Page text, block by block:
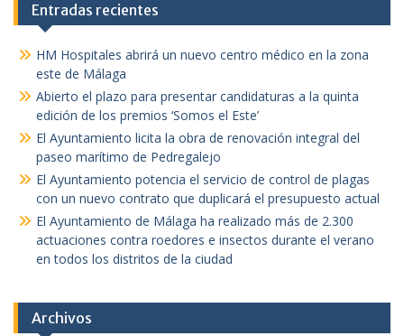
Entradas recientes
HM Hospitales abrirá un nuevo centro médico en la zona
este de Málaga
Abierto el plazo para presentar candidaturas a la quinta
edición de los premios ‘Somos el Este’
El Ayuntamiento licita la obra de renovación integral del
paseo marítimo de Pedregalejo
El Ayuntamiento potencia el servicio de control de plagas
con un nuevo contrato que duplicará el presupuesto actual
El Ayuntamiento de Málaga ha realizado más de 2.300
actuaciones contra roedores e insectos durante el verano
en todos los distritos de la ciudad
Archivos